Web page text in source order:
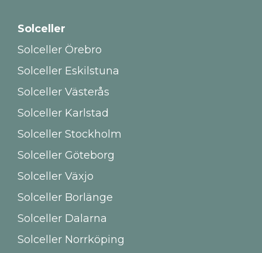
Solceller
Solceller Örebro
Solceller Eskilstuna
Solceller Västerås
Solceller Karlstad
Solceller Stockholm
Solceller Göteborg
Solceller Växjo
Solceller Borlänge
Solceller Dalarna
Solceller Norrköping